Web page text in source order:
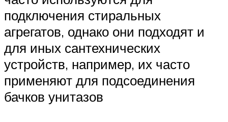
подключения стиральных
агрегатов, однако они подходят и
для иных сантехнических
устройств, например, их часто
применяют для подсоединения
бачков унитазов